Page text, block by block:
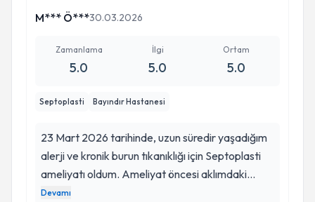
nefes alabiliyorum. İlgi, alakası ve emeği için
M*** Ö***30.03.2026
Zamanlama
5.0
İlgi
5.0
Ortam
5.0
Septoplasti Bayındır Hastanesi
23 Mart 2026 tarihinde, uzun süredir yaşadığım
alerji ve kronik burun tıkanıklığı için Septoplasti
ameliyatı oldum. Ameliyat öncesi aklımdaki
bütün soruları titizlikle yanıtlayan ve bütün süreci
Devamı